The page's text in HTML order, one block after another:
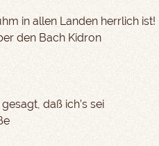
in allen Landen herrlich ist!
den Bach Kidron
daß ich’s sei